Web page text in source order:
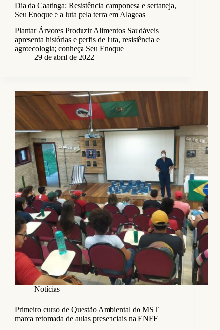
Dia da Caatinga: Resistência camponesa e sertaneja,
Seu Enoque e a luta pela terra em Alagoas
Plantar Árvores Produzir Alimentos Saudáveis
apresenta histórias e perfis de luta, resistência e
agroecologia; conheça Seu Enoque
29 de abril de 2022
Notícias
Primeiro curso de Questão Ambiental do MST
marca retomada de aulas presenciais na ENFF